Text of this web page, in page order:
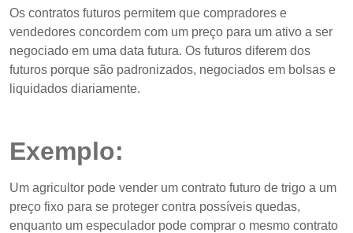
Os contratos futuros permitem que compradores e
vendedores concordem com um preço para um ativo a ser
negociado em uma data futura. Os futuros diferem dos
futuros porque são padronizados, negociados em bolsas e
liquidados diariamente.
Exemplo:
Um agricultor pode vender um contrato futuro de trigo a um
preço fixo para se proteger contra possíveis quedas,
enquanto um especulador pode comprar o mesmo contrato